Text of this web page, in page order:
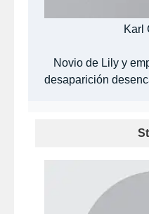
Karl
Novio de Lily y
desaparición